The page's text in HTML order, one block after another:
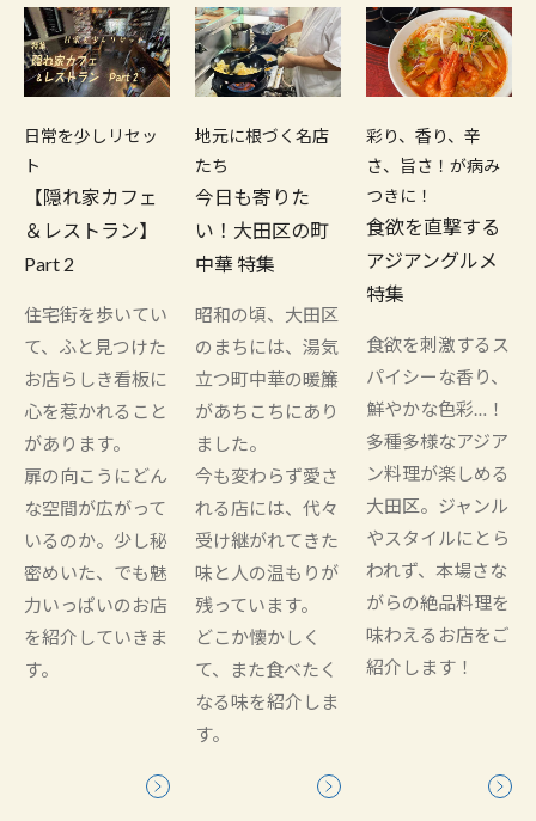
日常を少しリセッ
ト
【隠れ家カフェ
＆レストラン】
Part 2
住宅街を歩いてい
て、ふと見つけた
お店らしき看板に
心を惹かれること
があります。
扉の向こうにどん
な空間が広がって
いるのか。少し秘
密めいた、でも魅
力いっぱいのお店
を紹介していきま
す。
地元に根づく名店
たち
今日も寄りた
い！大田区の町
中華 特集
昭和の頃、大田区
のまちには、湯気
立つ町中華の暖簾
があちこちにあり
ました。
今も変わらず愛さ
れる店には、代々
受け継がれてきた
味と人の温もりが
残っています。
どこか懐かしく
て、また食べたく
なる味を紹介しま
す。
彩り、香り、辛
さ、旨さ！が病み
つきに！
食欲を直撃する
アジアングルメ
特集
食欲を刺激するス
パイシーな香り、
鮮やかな色彩…！
多種多様なアジア
ン料理が楽しめる
大田区。ジャンル
やスタイルにとら
われず、本場さな
がらの絶品料理を
味わえるお店をご
紹介します！